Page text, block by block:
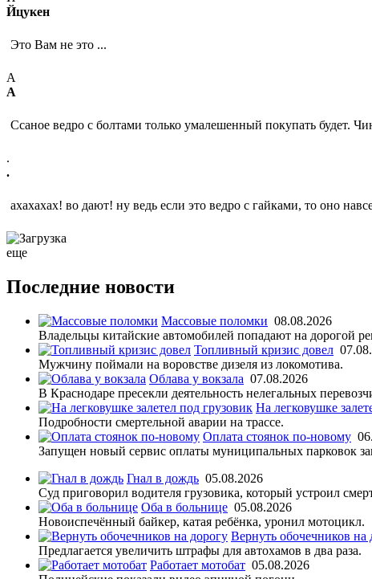
Йцукен
Это Вам не это ...
А
А
Ссаное ведро с болтами только умалешенный покупать будет.
.
.
ахахахах! во дают! ну ведь если это ведро с гайками, то оно
еще
Последние новости
Массовые поломки 08.08.2026
Владельцы китайские автомобилей попадают на дорогой
Топливный кризис довел
Мужчину поймали на воровстве дизеля из локомотива.
Облава у вокзала 07.08.2026
В Краснодаре пресекли деятельность нелегальных
На легковушке
Подробности смертельной аварии на трассе.
Оплата стоянок по-новому
Запущен новый сервис оплаты муниципальных парковок
Гнал в дождь 05.08.2026
Суд приговорил водителя грузовика, который устроил
Оба в больнице 05.08.2026
Новоиспечённый байкер, катая ребёнка, уронил мотоцикл.
Вернуть обочечников на
Предлагается увеличить штрафы для автохамов в два раза.
Работает мотобат 05.08.2026